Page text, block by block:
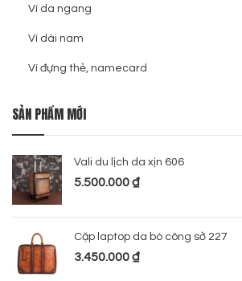
Ví da ngang
Ví dài nam
Ví đựng thẻ, namecard
SẢN PHẨM MỚI
Vali du lịch da xịn 606
5.500.000₫
Cặp laptop da bò công sở 227
3.450.000₫